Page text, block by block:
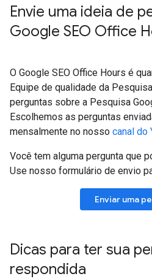
Envie uma ideia de
Google SEO Office
O Google SEO Office Hours é
Equipe de qualidade da
perguntas sobre a Pesquisa
Escolhemos as perguntas
mensalmente no nosso canal do
Você tem alguma pergunta que
Use nosso formulário de envio
Enviar uma
Dicas para ter sua
respondida